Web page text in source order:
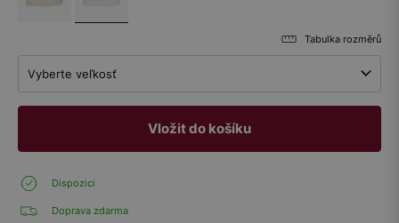
Tabulka rozměrů
Vyberte veľkosť
Vložit do košíku
Dispozici
Doprava zdarma